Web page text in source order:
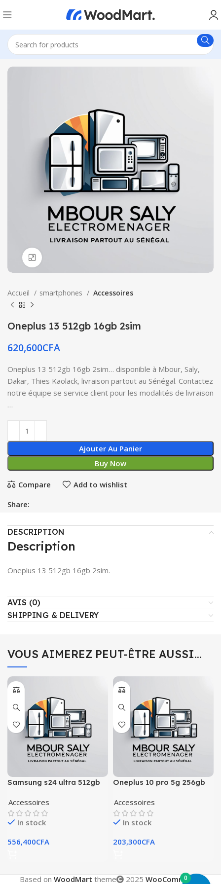
Accueil smartphones Accessoires
Oneplus 13 512gb 16gb 2sim
620,600CFA
Oneplus 13 512gb 16gb 2sim… disponible à Mbour, Saly,
Dakar, Thies Kaolack, livraison partout au Sénégal. Contactez
notre équipe se service client pour les modalités de livraison
…
Ajouter Au Panier
Buy Now
Compare Add to wishlist
Share:
DESCRIPTION
Description
Oneplus 13 512gb 16gb 2sim.
AVIS (0)
SHIPPING & DELIVERY
VOUS AIMEREZ PEUT-ÊTRE AUSSI…
Samsung s24 ultra 512gb
Accessoires
In stock
556,400CFA
Oneplus 10 pro 5g 256gb
Accessoires
In stock
203,300CFA
Based on WoodMart theme 2025 WooCommerce
0